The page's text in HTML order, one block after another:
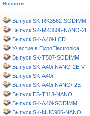
Новости
Выпуск SK-RK3562-SODIMM
Выпуск SK-RK3506-NANO-2E
Выпуск SK-A40i-LCD
Участие в ExpoElectronica…
Выпуск SK-T507-SODIMM
Выпуск SK-A40i-NANO-2E-V
Выпуск SK-A40i
Выпуск SK-A40i-NANO/-2E
Выпуск ES-T113-NANO
Выпуск SK-A40i-SODIMM
Выпуск SK-NUC906-NANO